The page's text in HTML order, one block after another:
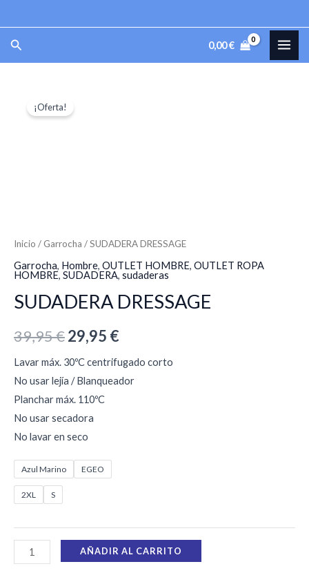
al
contenido
Buscar 0,00€
¡Oferta!
Inicio / Garrocha / SUDADERA DRESSAGE
Garrocha, Hombre, OUTLET HOMBRE, OUTLET ROPA
HOMBRE, SUDADERA, sudaderas
SUDADERA DRESSAGE
39,95€29,95 €
Lavar máx. 30ºC centrifugado corto
No usar lejía / Blanqueador
Planchar máx. 110ºC
No usar secadora
No lavar en seco
Azul Marino EGEO
2XL S
DRESSAGE
AÑADIR AL CARRITO